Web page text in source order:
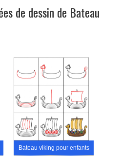
de dessin de Bateau
Bateau viking pour enfants